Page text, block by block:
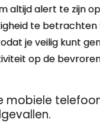
altijd alert te zijn
te betrachten
je veilig kunt
op de
mobiele